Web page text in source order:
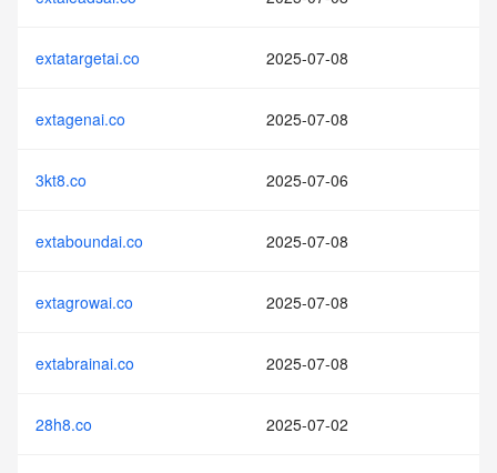
extatargetai.co 2025-07-08
extagenai.co 2025-07-08
3kt8.co 2025-07-06
extaboundai.co 2025-07-08
extagrowai.co 2025-07-08
extabrainai.co 2025-07-08
28h8.co 2025-07-02